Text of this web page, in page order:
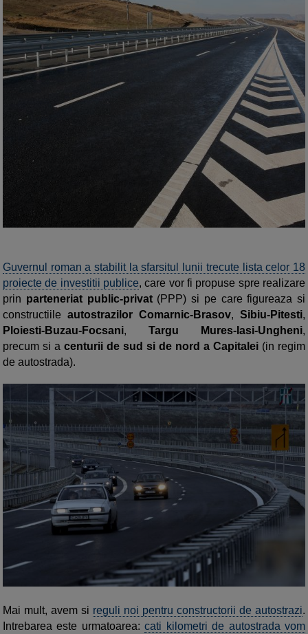
Guvernul roman a stabilit la sfarsitul lunii trecute lista celor 18
proiecte de investitii publice, care vor fi propuse spre realizare
prin parteneriat public-privat(PPP) si pe care figureaza si
constructiile autostrazilor Comarnic-Brasov, Sibiu-Pitesti,
Ploiesti-Buzau-Focsani, Targu Mures-Iasi-Ungheni,
precum si a centurii de sud si de nord a Capitalei (in regim
de autostrada).
Mai mult, avem si reguli noi pentru constructorii de autostrazi.
Intrebarea este urmatoarea:cati kilometri de autostrada vom